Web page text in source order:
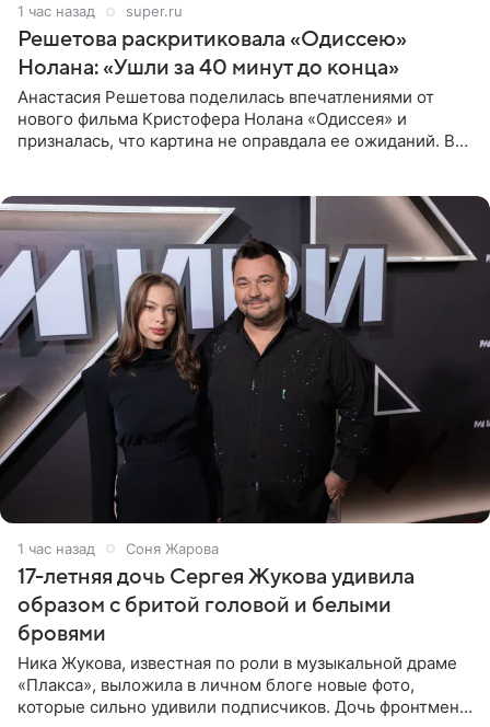
1 час назад super.ru
Решетова раскритиковала «Одиссею»
Нолана: «Ушли за 40 минут до конца»
Анастасия Решетова поделилась впечатлениями от
нового фильма Кристофера Нолана «Одиссея» и
призналась, что картина не оправдала ее ожиданий. В
1 час назад Соня Жарова
17-летняя дочь Сергея Жукова удивила
образом с бритой головой и белыми
бровями
Ника Жукова, известная по роли в музыкальной драме
«Плакса», выложила в личном блоге новые фото,
которые сильно удивили подписчиков. Дочь фронтмена